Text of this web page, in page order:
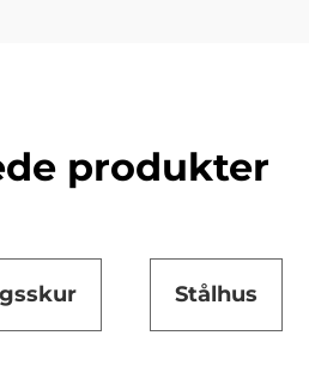
produkter
Stålhus